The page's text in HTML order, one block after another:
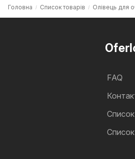
Головна Список товарів Олівець для
FAQ
Список